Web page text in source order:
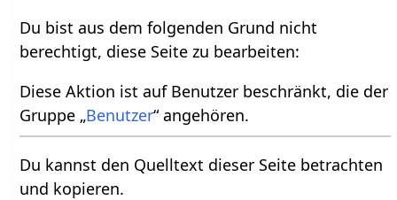
Du bist aus dem folgenden Grund nicht
berechtigt, diese Seite zu bearbeiten:
Diese Aktion ist auf Benutzer beschränkt, die der
Gruppe „Benutzer“ angehören.
Du kannst den Quelltext dieser Seite betrachten
und kopieren.